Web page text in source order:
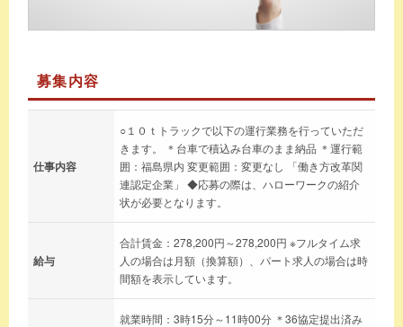
募集内容
仕事内容
○１０ｔトラックで以下の運行業務を行っていただ
きます。 ＊台車で積込み台車のまま納品 ＊運行範
囲：福島県内 変更範囲：変更なし 「働き方改革関
連認定企業」 ◆応募の際は、ハローワークの紹介
状が必要となります。
給与
合計賃金：278,200円～278,200円 ※フルタイム求
人の場合は月額（換算額）、パート求人の場合は時
間額を表示しています。
就業時間：3時15分～11時00分 ＊36協定提出済み